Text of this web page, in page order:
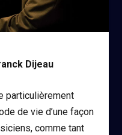
Dijeau
particulièrement
de vie d’une façon
comme tant